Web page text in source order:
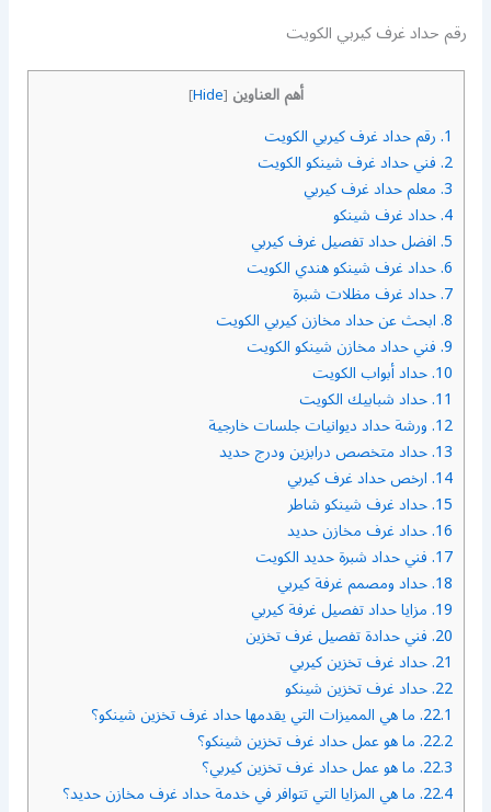
رقم حداد غرف كيربي الكويت
أهم العناوين [
Hide
]
1. رقم حداد غرف كيربي الكويت
2. فني حداد غرف شينكو الكويت
3. معلم حداد غرف كيربي
4. حداد غرف شينكو
5. افضل حداد تفصيل غرف كيربي
6. حداد غرف شينكو هندي الكويت
7. حداد غرف مظلات شبرة
8. ابحث عن حداد مخازن كيربي الكويت
9. فني حداد مخازن شينكو الكويت
10. حداد أبواب الكويت
11. حداد شبابيك الكويت
12. ورشة حداد ديوانيات جلسات خارجية
13. حداد متخصص درابزين ودرج حديد
14. ارخص حداد غرف كيربي
15. حداد غرف شينكو شاطر
16. حداد غرف مخازن حديد
17. فني حداد شبرة حديد الكويت
18. حداد ومصمم غرفة كيربي
19. مزايا حداد تفصيل غرفة كيربي
20. فني حدادة تفصيل غرف تخزين
21. حداد غرف تخزين كيربي
22. حداد غرف تخزين شينكو
22.1. ما هي المميزات التي يقدمها حداد غرف تخزين شينكو؟
22.2. ما هو عمل حداد غرف تخزين شينكو؟
22.3. ما هو عمل حداد غرف تخزين كيربي؟
22.4. ما هي المزايا التي تتوافر في خدمة حداد غرف مخازن حديد؟